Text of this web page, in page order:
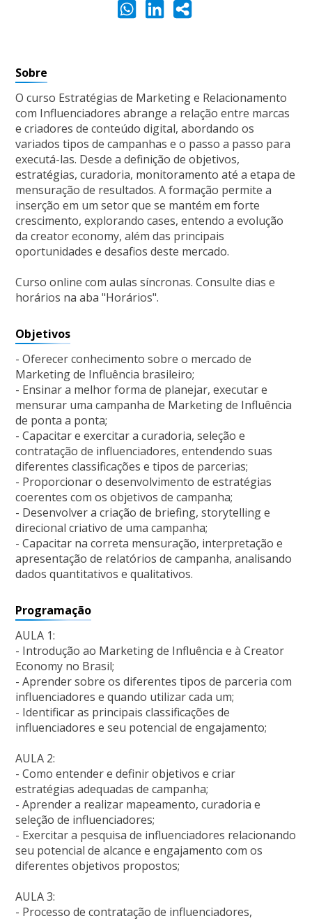
Sobre
O curso Estratégias de Marketing e Relacionamento
com Influenciadores abrange a relação entre marcas
e criadores de conteúdo digital, abordando os
variados tipos de campanhas e o passo a passo para
executá-las. Desde a definição de objetivos,
estratégias, curadoria, monitoramento até a etapa de
mensuração de resultados. A formação permite a
inserção em um setor que se mantém em forte
crescimento, explorando cases, entendo a evolução
da creator economy, além das principais
oportunidades e desafios deste mercado.
Curso online com aulas síncronas. Consulte dias e
horários na aba "Horários".
Objetivos
- Oferecer conhecimento sobre o mercado de
Marketing de Influência brasileiro;
- Ensinar a melhor forma de planejar, executar e
mensurar uma campanha de Marketing de Influência
de ponta a ponta;
- Capacitar e exercitar a curadoria, seleção e
contratação de influenciadores, entendendo suas
diferentes classificações e tipos de parcerias;
- Proporcionar o desenvolvimento de estratégias
coerentes com os objetivos de campanha;
- Desenvolver a criação de briefing, storytelling e
direcional criativo de uma campanha;
- Capacitar na correta mensuração, interpretação e
apresentação de relatórios de campanha, analisando
dados quantitativos e qualitativos.
Programação
AULA 1:
- Introdução ao Marketing de Influência e à Creator
Economy no Brasil;
- Aprender sobre os diferentes tipos de parceria com
influenciadores e quando utilizar cada um;
- Identificar as principais classificações de
influenciadores e seu potencial de engajamento;
AULA 2:
- Como entender e definir objetivos e criar
estratégias adequadas de campanha;
- Aprender a realizar mapeamento, curadoria e
seleção de influenciadores;
- Exercitar a pesquisa de influenciadores relacionando
seu potencial de alcance e engajamento com os
diferentes objetivos propostos;
AULA 3:
- Processo de contratação de influenciadores,